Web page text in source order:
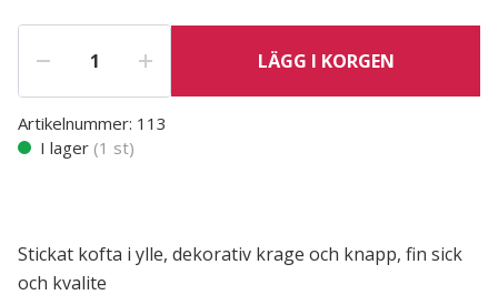
LÄGG I KORGEN
Artikelnummer: 113
I lager (1 st)
Stickat kofta i ylle, dekorativ krage och knapp, fin sick
och kvalite